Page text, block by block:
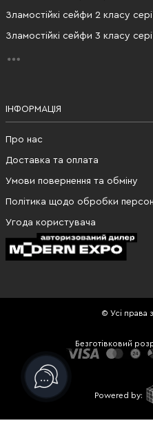
Зламостійкі сейфи 2 класу
Зламостійкі сейфи 3 класу
ІНФОРМАЦІЯ
Про нас
Доставка та оплата
Умови повернення та обміну
Політика щодо обробки
Угода користувача
© Усі права
Безготівковий
Powered by: